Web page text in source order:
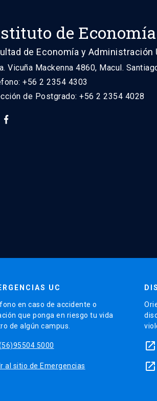
de Economía
de Economía y Administración
Vicuña Mackenna 4860, Macul.
+56 2 2354 4303
de Postgrado: +56 2 2354 4028
UC
en caso de accidente o
que ponga en riesgo tu vida
de algún campus.
5000
Ir al sitio de Emergencias
launch
launch